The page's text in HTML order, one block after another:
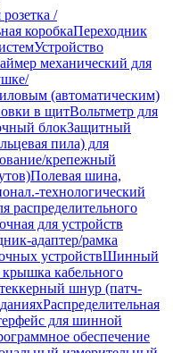
/
коробкаПереходник
Устройство
механический для
(автоматическим)
в щитВольтметр для
блокЗащитный
пила) для
крепежный
Полевая шина,
технологический
распределительного
для устройств
адаптер/рамка
устройствШинный
кабельного
шнур (патч-
Распределительная
для шинной
обеспечение